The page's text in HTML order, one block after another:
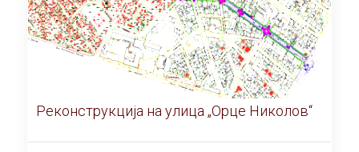
Реконструкција на улица „Орце Николов“